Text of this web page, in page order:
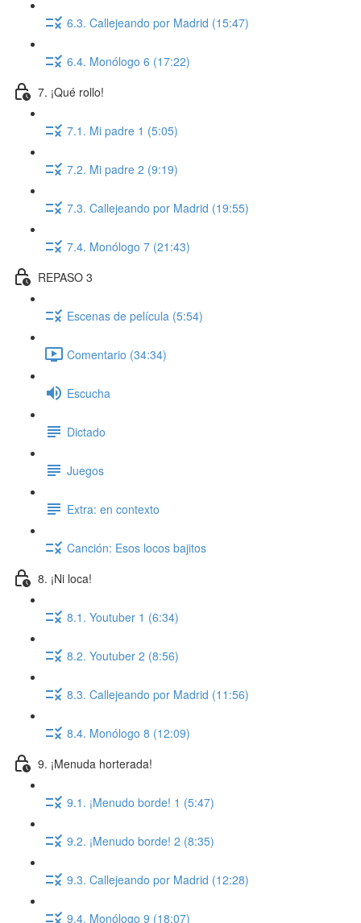
6.3. Callejeando por Madrid (15:47)
6.4. Monólogo 6 (17:22)
7. ¡Qué rollo!
7.1. Mi padre 1 (5:05)
7.2. Mi padre 2 (9:19)
7.3. Callejeando por Madrid (19:55)
7.4. Monólogo 7 (21:43)
REPASO 3
Escenas de película (5:54)
Comentario (34:34)
Escucha
Dictado
Juegos
Extra: en contexto
Canción: Esos locos bajitos
8. ¡Ni loca!
8.1. Youtuber 1 (6:34)
8.2. Youtuber 2 (8:56)
8.3. Callejeando por Madrid (11:56)
8.4. Monólogo 8 (12:09)
9. ¡Menuda horterada!
9.1. ¡Menudo borde! 1 (5:47)
9.2. ¡Menudo borde! 2 (8:35)
9.3. Callejeando por Madrid (12:28)
9.4. Monólogo 9 (18:07)